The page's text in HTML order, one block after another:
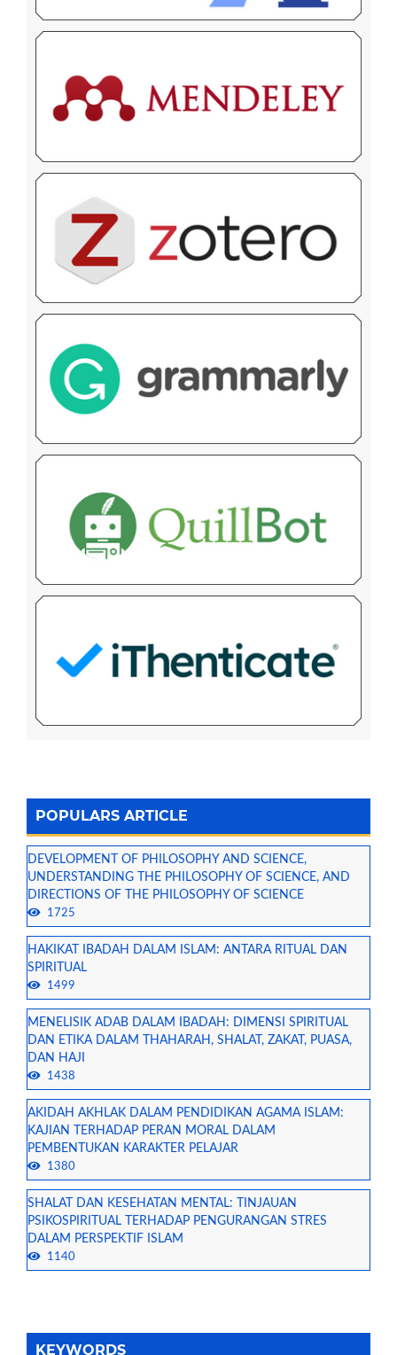
POPULARS ARTICLE
DEVELOPMENT OF PHILOSOPHY AND SCIENCE,
UNDERSTANDING THE PHILOSOPHY OF SCIENCE, AND
DIRECTIONS OF THE PHILOSOPHY OF SCIENCE
1725
HAKIKAT IBADAH DALAM ISLAM: ANTARA RITUAL DAN
SPIRITUAL
1499
MENELISIK ADAB DALAM IBADAH: DIMENSI SPIRITUAL
DAN ETIKA DALAM THAHARAH, SHALAT, ZAKAT, PUASA,
DAN HAJI
1438
AKIDAH AKHLAK DALAM PENDIDIKAN AGAMA ISLAM:
KAJIAN TERHADAP PERAN MORAL DALAM
PEMBENTUKAN KARAKTER PELAJAR
1380
SHALAT DAN KESEHATAN MENTAL: TINJAUAN
PSIKOSPIRITUAL TERHADAP PENGURANGAN STRES
DALAM PERSPEKTIF ISLAM
1140
KEYWORDS